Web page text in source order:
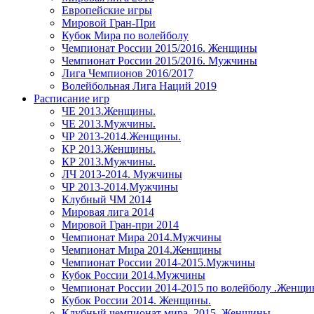
Европейские игры
Мировой Гран-При
Кубок Мира по волейболу
Чемпионат России 2015/2016. Женщины
Чемпионат России 2015/2016. Мужчины
Лига Чемпионов 2016/2017
Волейбольная Лига Наций 2019
Расписание игр
ЧЕ 2013.Женщины.
ЧЕ 2013.Мужчины.
ЧР 2013-2014.Женщины.
КР 2013.Женщины.
КР 2013.Мужчины.
ЛЧ 2013-2014. Мужчины
ЧР 2013-2014.Мужчины
Клубный ЧМ 2014
Мировая лига 2014
Мировой Гран-при 2014
Чемпионат Мира 2014.Мужчины
Чемпионат Мира 2014.Женщины
Чемпионат России 2014-2015.Мужчины
Кубок России 2014.Мужчины
Чемпионат России 2014-2015 по волейболу
Кубок России 2014. Женщины.